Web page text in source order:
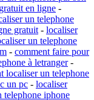
en ligne -
un telephone
gratuit - localiser
un telephone
- comment faire pour
à letranger-
localiser un telephone
un pc - localiser
telephone iphone